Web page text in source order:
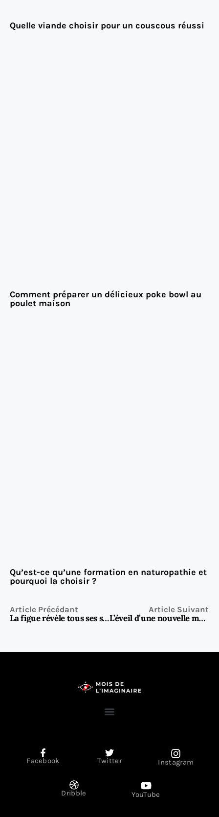
Quelle viande choisir pour un couscous réussi
Comment préparer un délicieux poke bowl au
poulet maison
Qu’est-ce qu’une formation en naturopathie et
pourquoi la choisir ?
Article Précédant
La figue révèle tous ses secrets santé : un fruit aux bienfaits insoupçonnés
Article Suivant
L’éveil d’une nouvelle muse numérique au service de l’imagination humaine
Facebook Twitter Instagram
Dribble YouTube